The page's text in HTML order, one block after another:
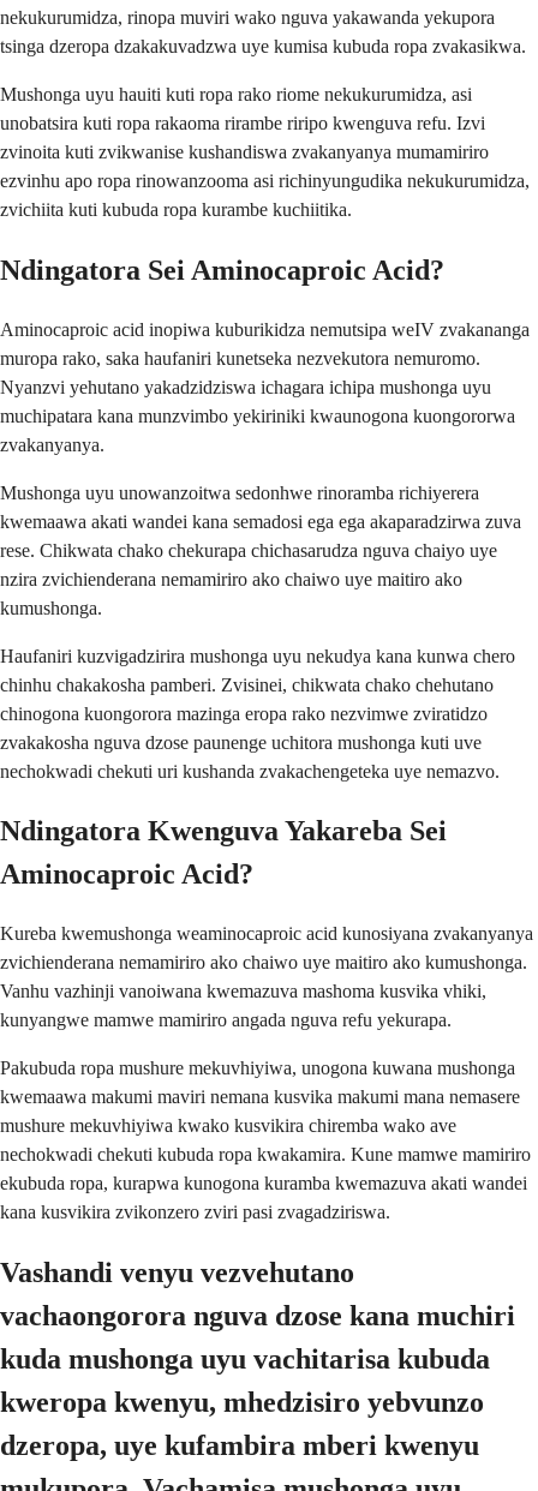
nekukurumidza, rinopa muviri wako nguva yakawanda yekupora
tsinga dzeropa dzakakuvadzwa uye kumisa kubuda ropa zvakasikwa.
Mushonga uyu hauiti kuti ropa rako riome nekukurumidza, asi
unobatsira kuti ropa rakaoma rirambe riripo kwenguva refu. Izvi
zvinoita kuti zvikwanise kushandiswa zvakanyanya mumamiriro
ezvinhu apo ropa rinowanzooma asi richinyungudika nekukurumidza,
zvichiita kuti kubuda ropa kurambe kuchiitika.
Ndingatora Sei Aminocaproic Acid?
Aminocaproic acid inopiwa kuburikidza nemutsipa weIV zvakananga
muropa rako, saka haufaniri kunetseka nezvekutora nemuromo.
Nyanzvi yehutano yakadzidziswa ichagara ichipa mushonga uyu
muchipatara kana munzvimbo yekiriniki kwaunogona kuongororwa
zvakanyanya.
Mushonga uyu unowanzoitwa sedonhwe rinoramba richiyerera
kwemaawa akati wandei kana semadosi ega ega akaparadzirwa zuva
rese. Chikwata chako chekurapa chichasarudza nguva chaiyo uye
nzira zvichienderana nemamiriro ako chaiwo uye maitiro ako
kumushonga.
Haufaniri kuzvigadzirira mushonga uyu nekudya kana kunwa chero
chinhu chakakosha pamberi. Zvisinei, chikwata chako chehutano
chinogona kuongorora mazinga eropa rako nezvimwe zviratidzo
zvakakosha nguva dzose paunenge uchitora mushonga kuti uve
nechokwadi chekuti uri kushanda zvakachengeteka uye nemazvo.
Ndingatora Kwenguva Yakareba Sei
Aminocaproic Acid?
Kureba kwemushonga weaminocaproic acid kunosiyana zvakanyanya
zvichienderana nemamiriro ako chaiwo uye maitiro ako kumushonga.
Vanhu vazhinji vanoiwana kwemazuva mashoma kusvika vhiki,
kunyangwe mamwe mamiriro angada nguva refu yekurapa.
Pakubuda ropa mushure mekuvhiyiwa, unogona kuwana mushonga
kwemaawa makumi maviri nemana kusvika makumi mana nemasere
mushure mekuvhiyiwa kwako kusvikira chiremba wako ave
nechokwadi chekuti kubuda ropa kwakamira. Kune mamwe mamiriro
ekubuda ropa, kurapwa kunogona kuramba kwemazuva akati wandei
kana kusvikira zvikonzero zviri pasi zvagadziriswa.
Vashandi venyu vezvehutano
vachaongorora nguva dzose kana muchiri
kuda mushonga uyu vachitarisa kubuda
kweropa kwenyu, mhedzisiro yebvunzo
dzeropa, uye kufambira mberi kwenyu